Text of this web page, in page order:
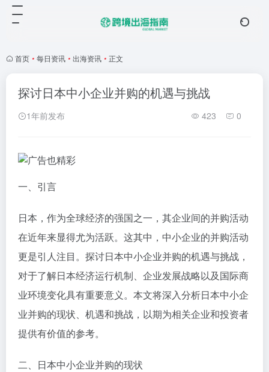
首页 • 每日资讯 • 出海资讯 • 正文
探讨日本中小企业并购的机遇与挑战
1年前发布 423 0
一、引言
日本，作为全球经济的强国之一，其企业间的并购活动
在近年来显得尤为活跃。这其中，中小企业的并购活动
更是引人注目。探讨日本中小企业并购的机遇与挑战，
对于了解日本经济运行机制、企业发展战略以及国际商
业环境变化具有重要意义。本文将深入分析日本中小企
业并购的现状、机遇和挑战，以期为相关企业和投资者
提供有价值的参考。
二、日本中小企业并购的现状